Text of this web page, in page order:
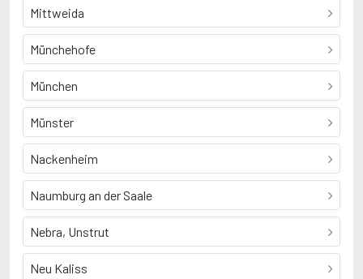
Mittweida
Münchehofe
München
Münster
Nackenheim
Naumburg an der Saale
Nebra, Unstrut
Neu Kaliss